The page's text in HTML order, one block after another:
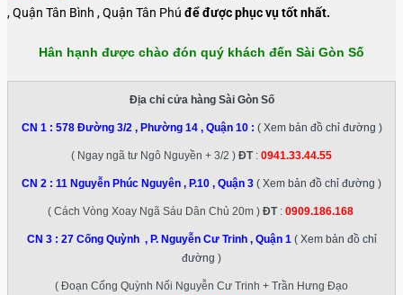
, Quận Tân Bình , Quận Tân Phú để được phục vụ tốt nhất.
Hân hạnh được chào đón quý khách đến Sài Gòn Số
Địa chỉ cửa hàng Sài Gòn Số
CN 1 : 578 Đường 3/2 , Phường 14 , Quận 10: ( Xem bản đồ chỉ đường )
( Ngay ngã tư Ngô Nguyền + 3/2 ) ĐT: 0941.33.44.55
CN 2 : 11 Nguyễn Phúc Nguyên , P.10 , Quận 3 ( Xem bản đồ chỉ đường )
( Cách Vòng Xoay Ngã Sáu Dân Chủ 20m ) ĐT: 0909.186.168
CN 3 : 27 Cống Quỳnh , P. Nguyễn Cư Trinh , Quận 1 ( Xem bản đồ chỉ
đường )
( Đoạn Cống Quỳnh Nối Nguyễn Cư Trinh + Trần Hưng Đạo